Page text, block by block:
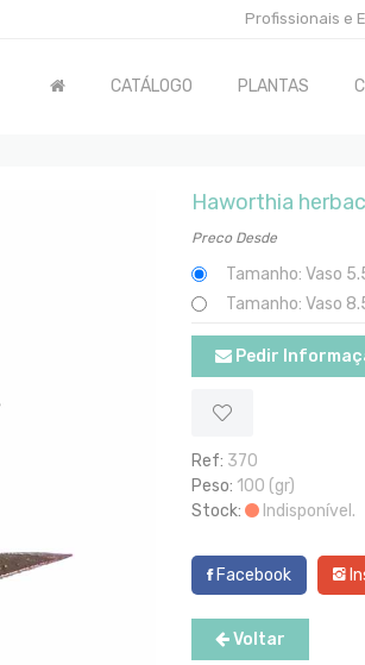
Profissionais e
CATÁLOGO PLANTAS
Haworthia
Preco Desde
Tamanho: Vaso
Tamanho: Vaso
Pedir
Ref: 370
Peso: 100 (gr)
Stock:
Indisponível.
Facebook
Voltar